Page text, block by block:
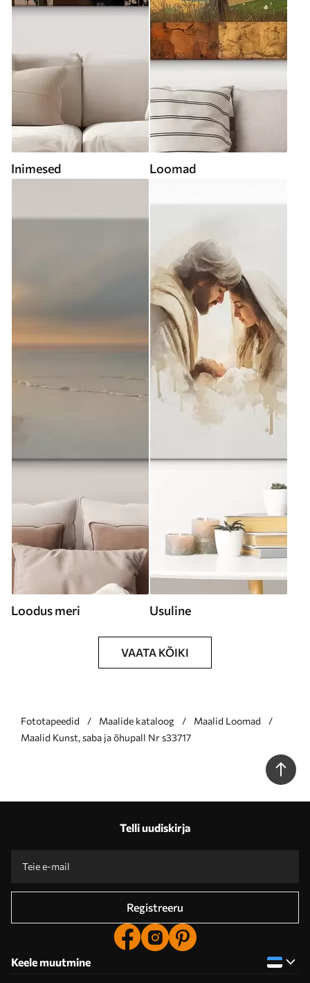
Inimesed Loomad
Loodus meri Usuline
VAATA KÕIKI
Fototapeedid Maalide kataloog
Maalid Loomad
Maalid Kunst, saba ja õhupall Nr s33717
Telli uudiskirja
Registreeru
Keele muutmine